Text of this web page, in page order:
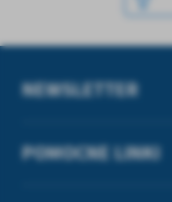
POMOCNE LINKI
NEWSLETTER